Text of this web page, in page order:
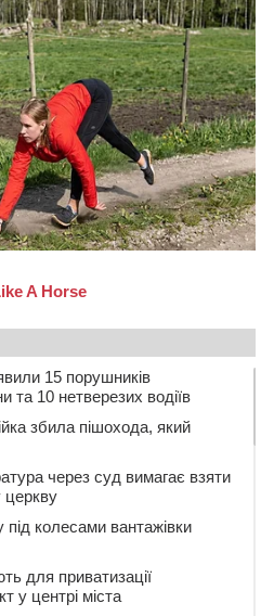
15 порушників
та 10 нетверезих водіїв
збила пішохода, який
через суд вимагає взяти
церкву
під колесами вантажівки
для приватизації
у центрі міста